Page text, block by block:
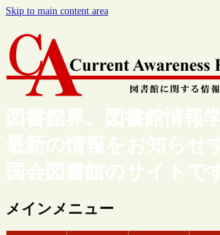
Skip to main content area
図書館界、図書館情報
最新の情報をお知らせ
国会図書館のサイトで
メインメニュー